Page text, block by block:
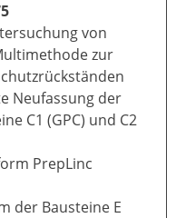
von
zur
Neufassung der
C1 (GPC) und C2
PrepLinc
der Bausteine E